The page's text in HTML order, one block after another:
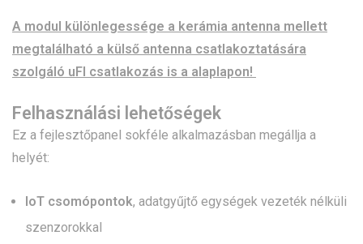
A modul különlegessége a kerámia antenna mellett
megtalálható a külső antenna csatlakoztatására
szolgáló uFl csatlakozás is a alaplapon!
Felhasználási lehetőségek
Ez a fejlesztőpanel sokféle alkalmazásban megállja a
helyét:
IoT csomópontok, adatgyűjtő egységek vezeték nélküli
szenzorokkal